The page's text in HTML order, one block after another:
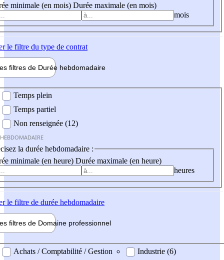
minimale (en mois) Durée maximale (en mois)
mois
le filtre du type de contrat
filtres de Durée hebdomadaire
Temps plein
Temps partiel
Non renseignée (12)
la durée hebdomadaire :
minimale (en heure) Durée maximale (en heure)
heures
le filtre de durée hebdomadaire
filtres de Domaine professionnel
professionel
Achats / Comptabilité / Gestion
Industrie (6)